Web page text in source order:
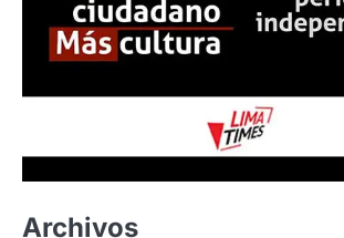
Archivos